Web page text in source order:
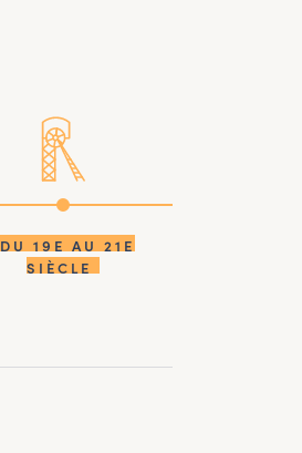
DU 19E AU 21E
SIÈCLE